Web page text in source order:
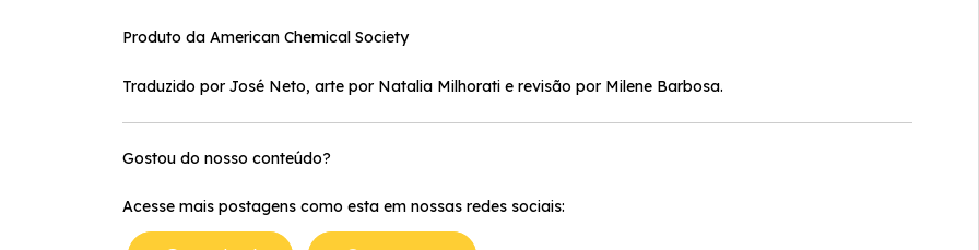
Produto da American Chemical Society
Traduzido por José Neto, arte por Natalia Milhorati e revisão por Milene Barbosa.
Gostou do nosso conteúdo?
Acesse mais postagens como esta em nossas redes sociais: